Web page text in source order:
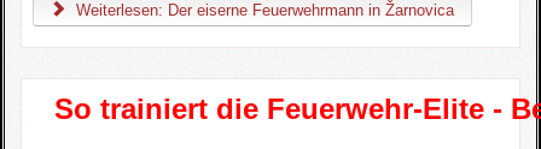
Weiterlesen: Der eiserne Feuerwehrmann in Žarnovica
So trainiert die Feuerwehr-Elite -